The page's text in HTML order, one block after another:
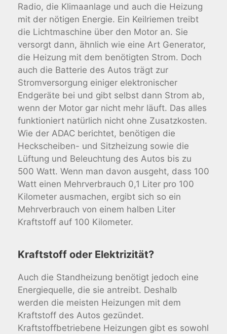
Radio, die Klimaanlage und auch die Heizung
mit der nötigen Energie. Ein Keilriemen treibt
die Lichtmaschine über den Motor an. Sie
versorgt dann, ähnlich wie eine Art Generator,
die Heizung mit dem benötigten Strom. Doch
auch die Batterie des Autos trägt zur
Stromversorgung einiger elektronischer
Endgeräte bei und gibt selbst dann Strom ab,
wenn der Motor gar nicht mehr läuft. Das alles
funktioniert natürlich nicht ohne Zusatzkosten.
Wie der ADAC berichtet, benötigen die
Heckscheiben- und Sitzheizung sowie die
Lüftung und Beleuchtung des Autos bis zu
500 Watt. Wenn man davon ausgeht, dass 100
Watt einen Mehrverbrauch 0,1 Liter pro 100
Kilometer ausmachen, ergibt sich so ein
Mehrverbrauch von einem halben Liter
Kraftstoff auf 100 Kilometer.
Kraftstoff oder Elektrizität?
Auch die Standheizung benötigt jedoch eine
Energiequelle, die sie antreibt. Deshalb
werden die meisten Heizungen mit dem
Kraftstoff des Autos gezündet.
Kraftstoffbetriebene Heizungen gibt es sowohl